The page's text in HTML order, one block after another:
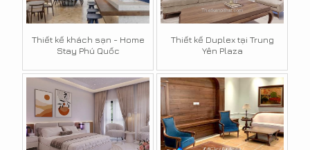
Thiết kế khách sạn - Home
Stay Phú Quốc
Thiết kế Duplex tại Trung
Yên Plaza